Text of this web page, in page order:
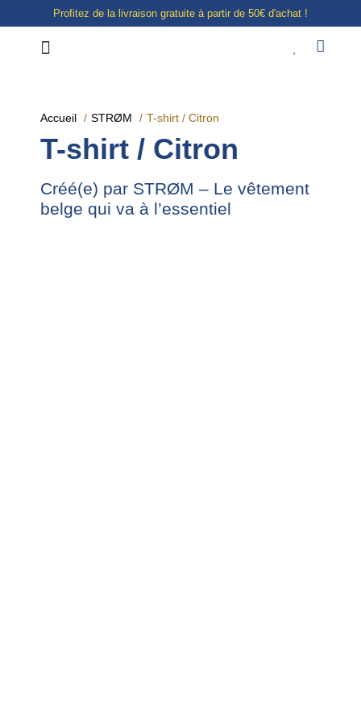
Profitez de la livraison gratuite à partir de 50€ d'achat !
Accueil STRØM T-shirt / Citron
T-shirt / Citron
Créé(e) par STRØM – Le vêtement
belge qui va à l’essentiel